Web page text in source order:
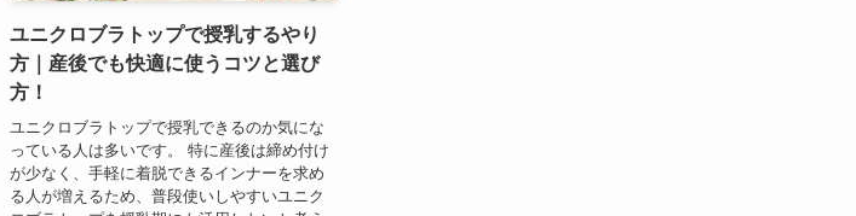
ユニクロブラトップで授乳するやり
方｜産後でも快適に使うコツと選び
方！
ユニクロブラトップで授乳できるのか気にな
っている人は多いです。 特に産後は締め付け
が少なく、手軽に着脱できるインナーを求め
る人が増えるため、普段使いしやすいユニク